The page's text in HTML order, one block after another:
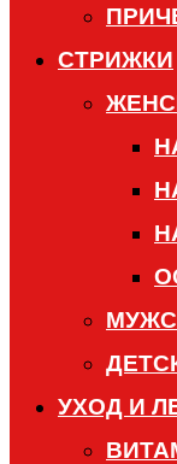
СТРИЖКИ
УХОД И